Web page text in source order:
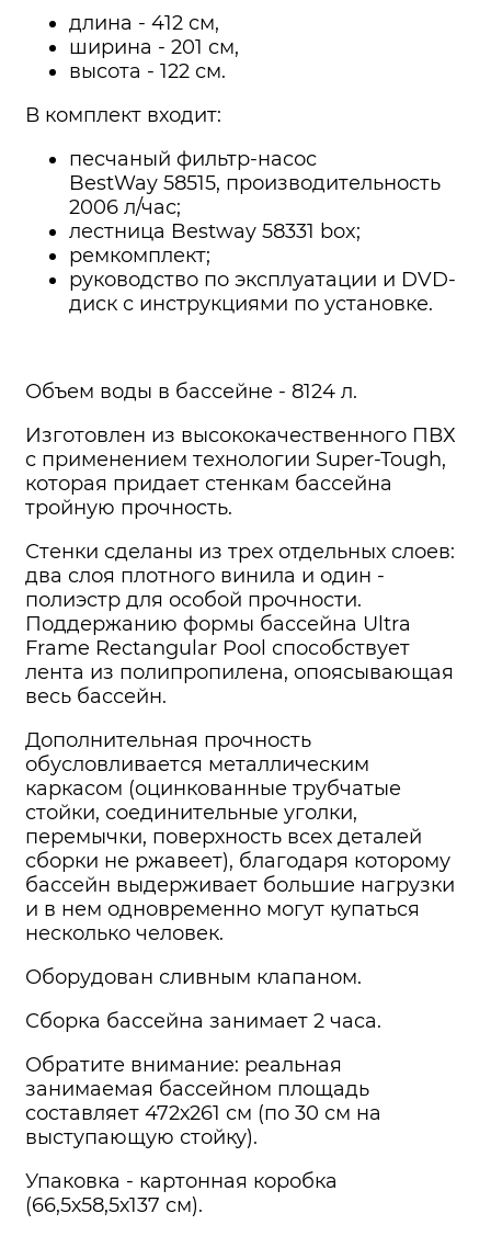
длина - 412 см,
ширина - 201 см,
высота - 122 см.
В комплект входит:
песчаный фильтр-насос
BestWay 58515, производительность
2006 л/час;
лестница Bestway 58331 box;
ремкомплект;
руководство по эксплуатации и DVD-
диск с инструкциями по установке.
Объем воды в бассейне - 8124 л.
Изготовлен из высококачественного ПВХ
с применением технологии Super-Tough,
которая придает стенкам бассейна
тройную прочность.
Стенки сделаны из трех отдельных слоев:
два слоя плотного винила и один -
полиэстр для особой прочности.
Поддержанию формы бассейна Ultra
Frame Rectangular Pool способствует
лента из полипропилена, опоясывающая
весь бассейн.
Дополнительная прочность
обусловливается металлическим
каркасом (оцинкованные трубчатые
стойки, соединительные уголки,
перемычки, поверхность всех деталей
сборки не ржавеет), благодаря которому
бассейн выдерживает большие нагрузки
и в нем одновременно могут купаться
несколько человек.
Оборудован сливным клапаном.
Сборка бассейна занимает 2 часа.
Обратите внимание: реальная
занимаемая бассейном площадь
составляет 472х261 см (по 30 см на
выступающую стойку).
Упаковка - картонная коробка
(66,5х58,5х137 см).